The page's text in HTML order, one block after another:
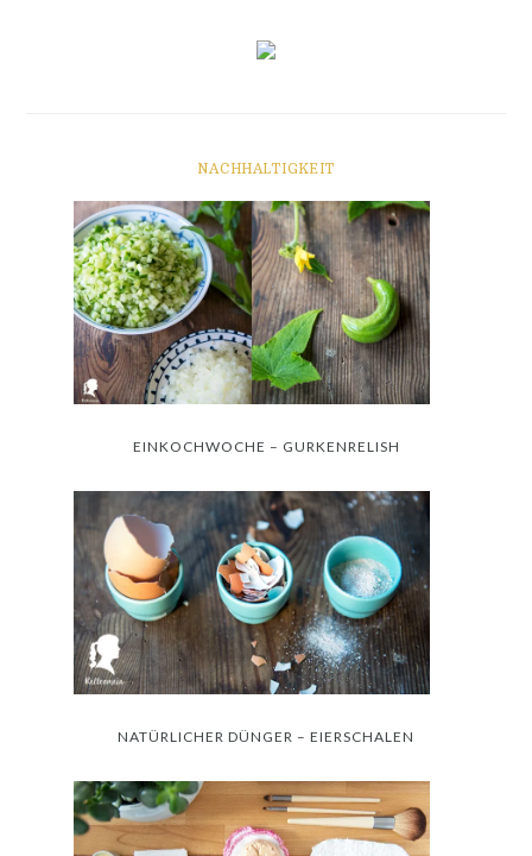
NACHHALTIGKEIT
EINKOCHWOCHE – GURKENRELISH
NATÜRLICHER DÜNGER – EIERSCHALEN